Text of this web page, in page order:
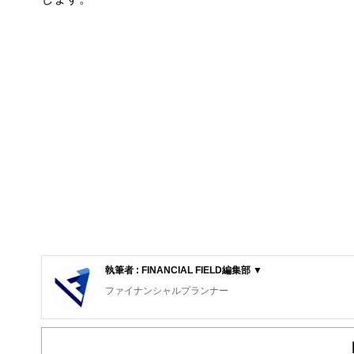
執筆者 : FINANCIAL FIELD編集部 ▼
ファイナンシャルプランナー
FinancialField編集部は、金融、経済に関する記事を、日